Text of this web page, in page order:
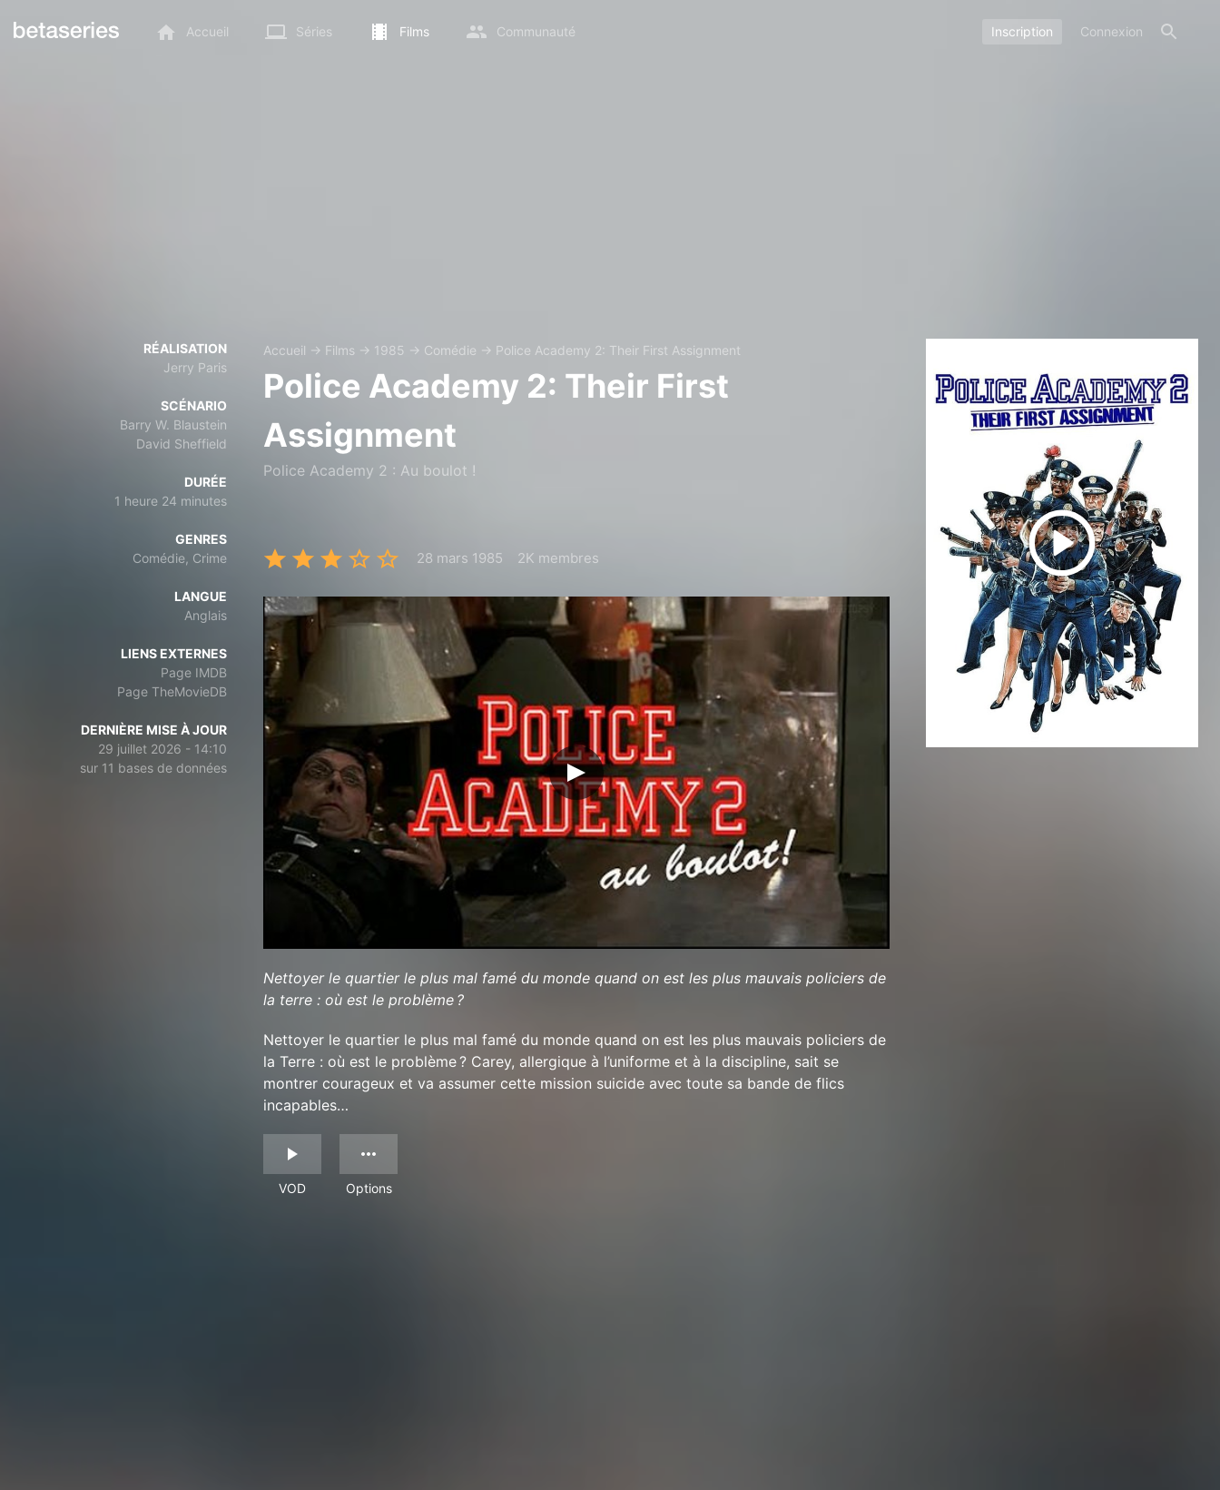
Accueil Séries Films Communauté Inscription Connexion
RÉALISATION
Jerry Paris
SCÉNARIO
Barry W. Blaustein
David Sheffield
DURÉE
1 heure 24 minutes
GENRES
Comédie, Crime
LANGUE
Anglais
LIENS EXTERNES
Page IMDB
Page TheMovieDB
DERNIÈRE MISE À JOUR
29 juillet 2026 - 14:10
sur 11 bases de données
Accueil → Films → 1985 → Comédie → Police Academy 2: Their First Assignment
Police Academy 2: Their First
Assignment
Police Academy 2 : Au boulot !
28 mars 1985 2K membres
Nettoyer le quartier le plus mal famé du monde quand on est les plus mauvais policiers de
la terre : où est le problème ?
Nettoyer le quartier le plus mal famé du monde quand on est les plus mauvais policiers de
la Terre : où est le problème ? Carey, allergique à l’uniforme et à la discipline, sait se
montrer courageux et va assumer cette mission suicide avec toute sa bande de flics
incapables…
VOD Options